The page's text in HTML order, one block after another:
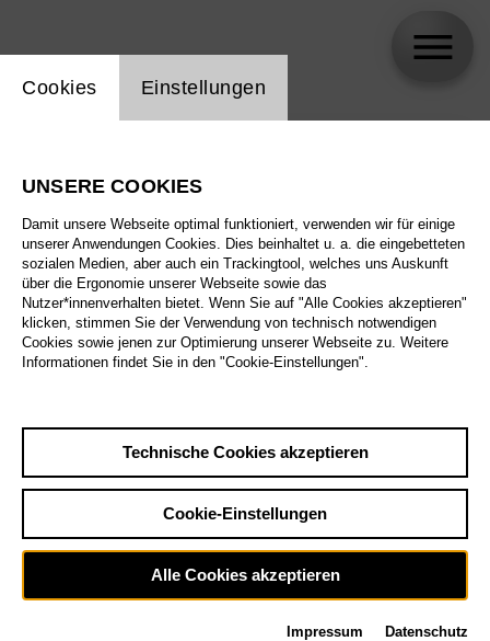
Alle Sparten
Alle Spielstätten
Alle Merkmale
Sa29.8.
Großes Haus
12:00 Eröffnungswochenende
Einstellung Website Cookie
Cookies Einstellungen
UNSERE COOKIES
Damit unsere Webseite optimal funktioniert, verwenden wir für einige
unserer Anwendungen Cookies. Dies beinhaltet u. a. die eingebetteten
sozialen Medien, aber auch ein Trackingtool, welches uns Auskunft
über die Ergonomie unserer Webseite sowie das
Nutzer*innenverhalten bietet. Wenn Sie auf "Alle Cookies akzeptieren"
klicken, stimmen Sie der Verwendung von technisch notwendigen
Cookies sowie jenen zur Optimierung unserer Webseite zu. Weitere
Informationen findet Sie in den "Cookie-Einstellungen".
Technische Cookies akzeptieren
Cookie-Einstellungen
Alle Cookies akzeptieren
Impressum Datenschutz